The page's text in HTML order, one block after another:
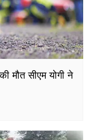
मौत सीएम योगी ने